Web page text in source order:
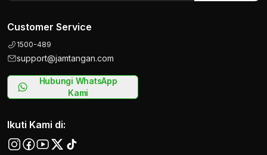
Customer Service
1500-489
support@jamtangan.com
Hubungi WhatsApp
Kami
Ikuti Kami di: